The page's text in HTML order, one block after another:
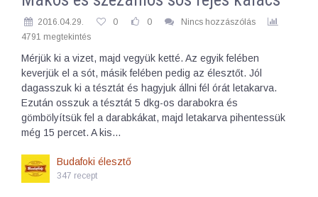
2016.04.29. 0 0
Nincs hozzászólás
4791 megtekintés
Mérjük ki a vizet, majd vegyük ketté. Az egyik felében
keverjük el a sót, másik felében pedig az élesztőt. Jól
dagasszuk ki a tésztát és hagyjuk állni fél órát letakarva.
Ezután osszuk a tésztát 5 dkg-os darabokra és
gömbölyítsük fel a darabkákat, majd letakarva pihentessük
még 15 percet. A kis…
Budafoki élesztő
347 recept